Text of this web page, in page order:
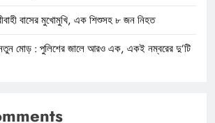
বাসের মুখোমুখি, এক শিশুসহ ৮ জন নিহত
নতুন মোড় : পুলিশের জালে আরও এক, একই নম্বরের দু’টি